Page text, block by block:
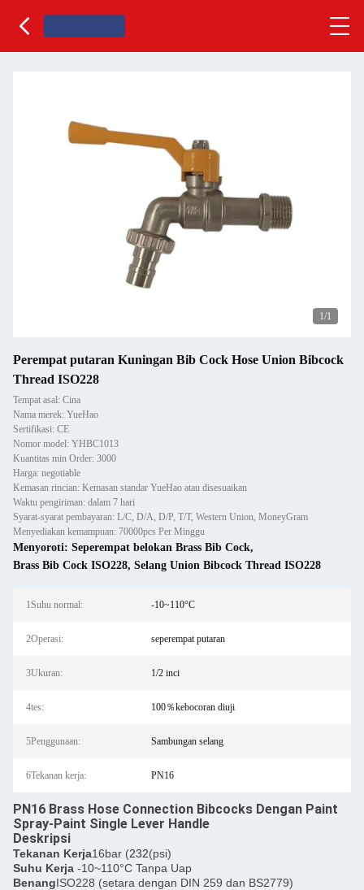
1/1
Perempat putaran Kuningan Bib Cock Hose Union Bibcock
Thread ISO228
Tempat asal: Cina
Nama merek: YueHao
Sertifikasi: CE
Nomor model: YHBC1013
Kuantitas min Order: 3000
Harga: negotiable
Kemasan rincian: Kemasan standar YueHao atau disesuaikan
Waktu pengiriman: dalam 7 hari
Syarat-syarat pembayaran: L/C, D/A, D/P, T/T, Western Union, MoneyGram
Menyediakan kemampuan: 70000pcs Per Minggu
Menyoroti: Seperempat belokan Brass Bib Cock,
Brass Bib Cock ISO228, Selang Union Bibcock Thread ISO228
1Suhu normal: -10~110°C
2Operasi: seperempat putaran
3Ukuran: 1/2 inci
4tes: 100％kebocoran diuji
5Penggunaan: Sambungan selang
6Tekanan kerja: PN16
PN16 Brass Hose Connection Bibcocks Dengan Paint
Spray-Paint Single Lever Handle
Deskripsi
Tekanan Kerja16bar (232(psi)
Suhu Kerja -10~110°C Tanpa Uap
BenangISO228 (setara dengan DIN 259 dan BS2779)